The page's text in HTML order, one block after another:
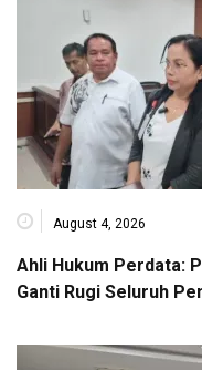
August 4, 2026
Ahli Hukum Perdata:
Ganti Rugi Seluruh